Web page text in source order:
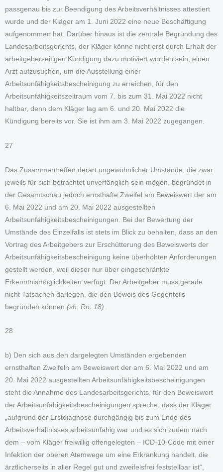
passgenau bis zur Beendigung des Arbeitsverhältnisses attestiert
wurde und der Kläger am 1. Juni 2022 eine neue Beschäftigung
aufgenommen hat. Darüber hinaus ist die zentrale Begründung des
Landesarbeitsgerichts, der Kläger könne nicht erst durch Erhalt der
arbeitgeberseitigen Kündigung dazu motiviert worden sein, einen
Arzt aufzusuchen, um die Ausstellung einer
Arbeitsunfähigkeitsbescheinigung zu erreichen, für den
Arbeitsunfähigkeitszeitraum vom 7. bis zum 31. Mai 2022 nicht
haltbar, denn dem Kläger lag am 6. und 20. Mai 2022 die
Kündigung bereits vor. Sie ist ihm am 3. Mai 2022 zugegangen.
27
Das Zusammentreffen derart ungewöhnlicher Umstände, die zwar
jeweils für sich betrachtet unverfänglich sein mögen, begründet in
der Gesamtschau jedoch ernsthafte Zweifel am Beweiswert der am
6. Mai 2022 und am 20. Mai 2022 ausgestellten
Arbeitsunfähigkeitsbescheinigungen. Bei der Bewertung der
Umstände des Einzelfalls ist stets im Blick zu behalten, dass an den
Vortrag des Arbeitgebers zur Erschütterung des Beweiswerts der
Arbeitsunfähigkeitsbescheinigung keine überhöhten Anforderungen
gestellt werden, weil dieser nur über eingeschränkte
Erkenntnismöglichkeiten verfügt. Der Arbeitgeber muss gerade
nicht Tatsachen darlegen, die den Beweis des Gegenteils
begründen können (sh. Rn. 18)
28
b) Den sich aus den dargelegten Umständen ergebenden
ernsthaften Zweifeln am Beweiswert der am 6. Mai 2022 und am
20. Mai 2022 ausgestellten Arbeitsunfähigkeitsbescheinigungen
steht die Annahme des Landesarbeitsgerichts, für den Beweiswert
der Arbeitsunfähigkeitsbescheinigungen spreche, dass der Kläger
„aufgrund der Erstdiagnose durchgängig bis zum Ende des
Arbeitsverhältnisses arbeitsunfähig war und es sich zudem nach
dem – vom Kläger freiwillig offengelegten – ICD-10-Code mit einer
Infektion der oberen Atemwege um eine Erkrankung handelt, die
ärztlicherseits in aller Regel gut und zweifelsfrei feststellbar ist“,